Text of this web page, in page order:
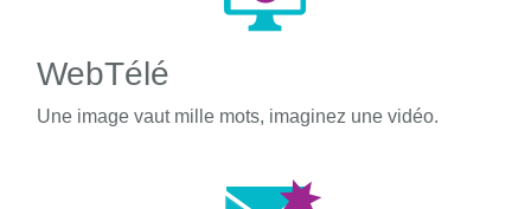
WebTélé
Une image vaut mille mots, imaginez une vidéo.